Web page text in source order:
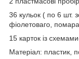
36 кульок ( по 6 шт.
фіолетоваго,
15 карток із
Матеріал: пластик,